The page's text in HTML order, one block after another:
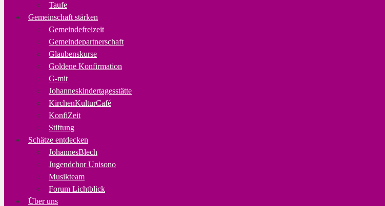
Taufe
Gemeinschaft stärken
Gemeindefreizeit
Gemeindepartnerschaft
Glaubenskurse
Goldene Konfirmation
G-mit
Johanneskindertagesstätte
KirchenKulturCafé
KonfiZeit
Stiftung
Schätze entdecken
JohannesBlech
Jugendchor Unisono
Musikteam
Forum Lichtblick
Über uns